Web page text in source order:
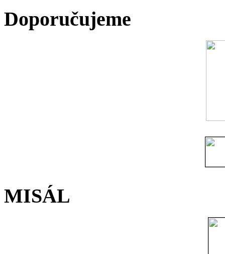
Doporučujeme
MISÁL